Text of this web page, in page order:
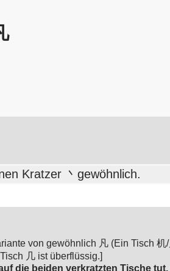
Kratzer 丶gewöhnlich.
von gewöhnlich 凡 (Ein Tisch
几 ist überflüssig.]
die beiden verkratzten Tische